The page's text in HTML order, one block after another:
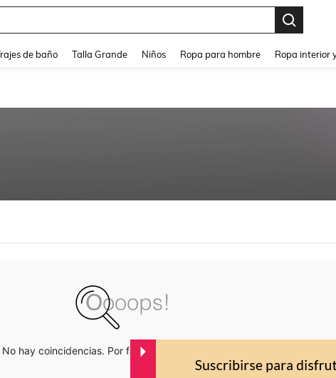
de baño Talla Grande Niños Ropa para hombre Ropa interior
No hay coincidencias. Por favor inténtalo de nuevo.